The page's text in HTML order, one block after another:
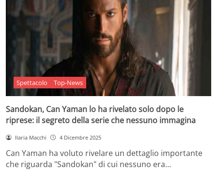
Spettacolo Top-News
Sandokan, Can Yaman lo ha rivelato solo dopo le
riprese: il segreto della serie che nessuno immagina
Ilaria Macchi 4 Dicembre 2025
Can Yaman ha voluto rivelare un dettaglio importante
che riguarda "Sandokan" di cui nessuno era…